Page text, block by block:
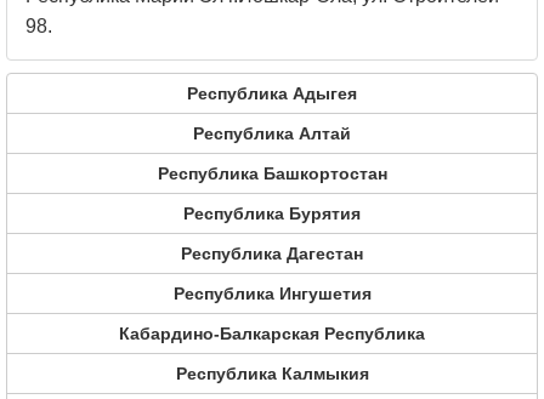
98.
Республика Адыгея
Республика Алтай
Республика Башкортостан
Республика Бурятия
Республика Дагестан
Республика Ингушетия
Кабардино-Балкарская Республика
Республика Калмыкия